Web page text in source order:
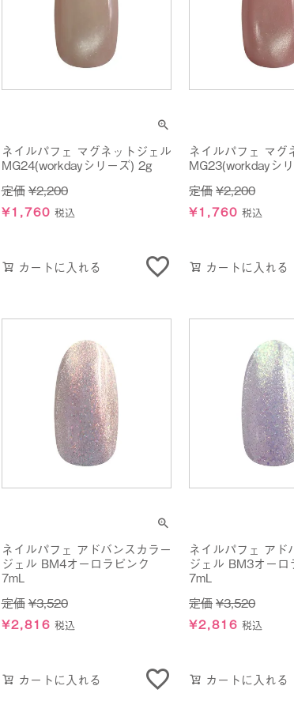
ネイルパフェ マグネットジェル
MG24(workdayシリーズ) 2g
定価¥2,200
¥1,760 税込
カートに入れる
ネイルパフェ マグ
MG23(workdayシ
定価¥2,200
¥1,760 税込
カートに入れる
ネイルパフェ アドバンスカラー
ジェル BM4オーロラピンク
7mL
定価¥3,520
¥2,816 税込
カートに入れる
ネイルパフェ アド
ジェル BM3オーロ
7mL
定価¥3,520
¥2,816 税込
カートに入れる